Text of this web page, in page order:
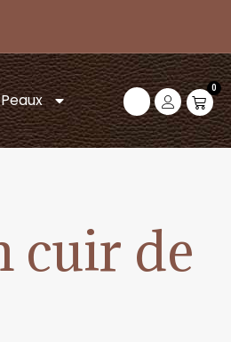
Peaux
0
cuir de